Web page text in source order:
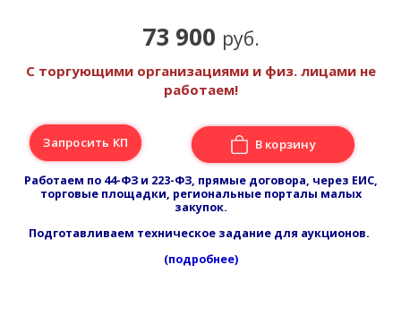
73 900 руб.
С торгующими организациями и физ. лицами не
работаем!
Запросить КП В корзину
Работаем по 44-ФЗ и 223-ФЗ, прямые договора, через ЕИС,
торговые площадки, региональные порталы малых
закупок.
Подготавливаем техническое задание для аукционов.
(подробнее)